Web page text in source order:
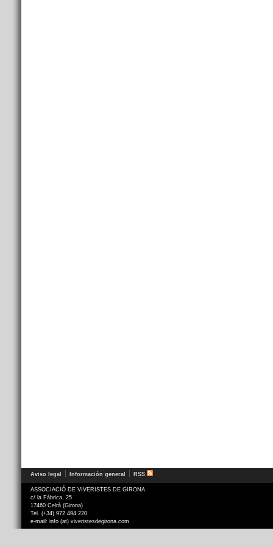
Aviso legal Información general RSS
ASSOCIACIÓ DE VIVERISTES DE GIRONA
c/ la Fàbrica, 25
17460 Celrà (Girona)
Tel. (+34) 972 494 220
e-mail: info (at) viveristesdegirona.com